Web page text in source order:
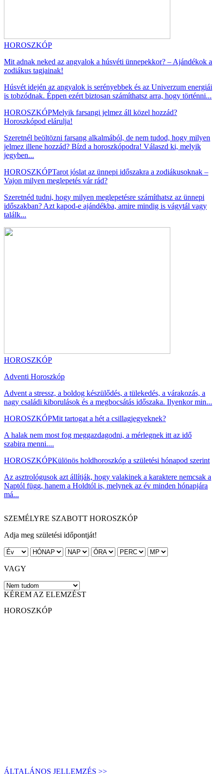
HOROSZKÓP
Mit adnak neked az angyalok a húsvéti ünnepekkor? – Ajándékok a
zodiákus tagjainak!
Húsvét idején az angyalok is serényebbek és az Univerzum energiái
is tobzódnak. Éppen ezért biztosan számíthatsz arra, hogy történni...
HOROSZKÓPMelyik farsangi jelmez áll közel hozzád?
Horoszkópod elárulja!
Szeretnél beöltözni farsang alkalmából, de nem tudod, hogy milyen
jelmez illene hozzád? Bízd a horoszkópodra! Válaszd ki, melyik
jegyben...
HOROSZKÓPTarot jóslat az ünnepi időszakra a zodiákusoknak –
Vajon milyen meglepetés vár rád?
Szeretnéd tudni, hogy milyen meglepetésre számíthatsz az ünnepi
időszakban? Azt kapod-e ajándékba, amire mindig is vágytál vagy
találk...
HOROSZKÓP
Adventi Horoszkóp
Advent a stressz, a boldog készülődés, a tülekedés, a várakozás, a
nagy családi kiborulások és a megbocsátás időszaka. Ilyenkor min...
HOROSZKÓPMit tartogat a hét a csillagjegyeknek?
A halak nem most fog meggazdagodni, a mérlegnek itt az idő
szabira menni....
HOROSZKÓPKülönös holdhoroszkóp a születési hónapod szerint
Az asztrológusok azt állítják, hogy valakinek a karaktere nemcsak a
Naptól függ, hanem a Holdtól is, melynek az év minden hónapjára
má...
SZEMÉLYRE SZABOTT HOROSZKÓP
Adja meg születési időpontját!
VAGY
KÉREM AZ ELEMZÉST
HOROSZKÓP
ÁLTALÁNOS JELLEMZÉS >>